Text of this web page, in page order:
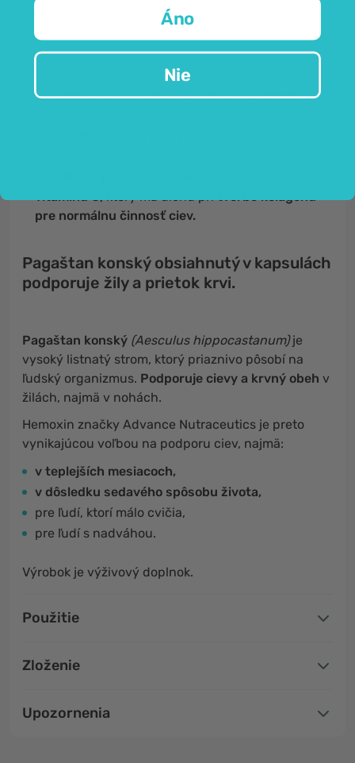
prírodných účinných látok!
je doplnok výživy pozostávajúci z:
diosmínuahesperidínu, flavonoidov prirodzene
vitamínu C,ktorý má úlohu pritvorbe kolagénu
pre normálnu činnosť ciev.
Pagaštan konský obsiahnutý v kapsulách
podporuje žily a prietok krvi.
Pagaštan konský (Aesculus hippocastanum)je
vysoký listnatý strom, ktorý priaznivo pôsobí na
ľudský organizmus. Podporuje cievy a krvný obeh v
žilách, najmä v nohách.
Hemoxin značky Advance Nutraceutics je preto
vynikajúcou voľbou na podporu ciev, najmä:
v teplejších mesiacoch,
v dôsledku sedavého spôsobu života,
pre ľudí, ktorí málo cvičia,
pre ľudí s nadváhou.
Výrobok je výživový doplnok.
Použitie
Zloženie
Upozornenia
Áno
Nie